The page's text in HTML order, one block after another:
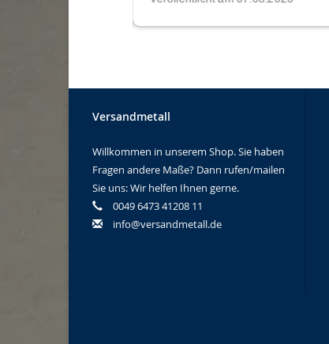
Versandmetall
Willkommen in unserem Shop. Sie haben
Fragen andere Maße? Dann rufen/mailen
Sie uns: Wir helfen Ihnen gerne.
0049 6473 41208 11
info@versandmetall.de